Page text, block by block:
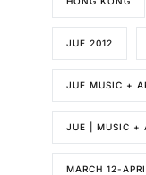
JUE 2012
JUE MUSIC +
JUE | MUSIC +
MARCH 12-